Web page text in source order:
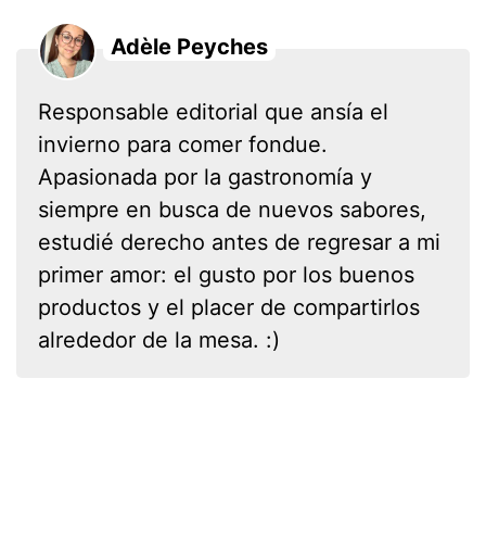
Adèle Peyches
Responsable editorial que ansía el
invierno para comer fondue.
Apasionada por la gastronomía y
siempre en busca de nuevos sabores,
estudié derecho antes de regresar a mi
primer amor: el gusto por los buenos
productos y el placer de compartirlos
alrededor de la mesa. :)